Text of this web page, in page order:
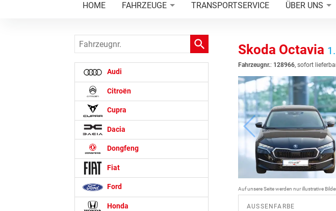
HOME FAHRZEUGE TRANSPORTSERVICE ÜBER UNS
Skoda Octavia
Fahrzeugnr.: 128966, sofort
Auf unsere Seite werden nur illustrative
AUSSENFARBE
Fahrzeugnr.
Audi
Citroën
Cupra
Dacia
Dongfeng
Fiat
Ford
Honda